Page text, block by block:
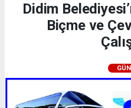
Didim
Biçme ve